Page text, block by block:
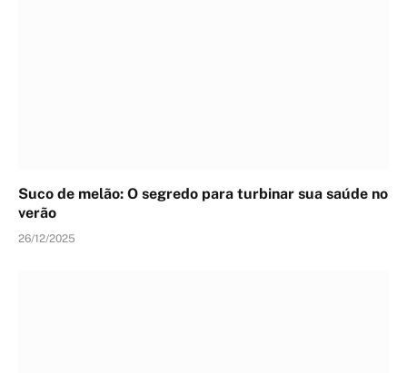
Suco de melão: O segredo para turbinar sua saúde no
verão
26/12/2025